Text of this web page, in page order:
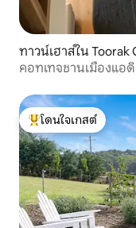
ทาวน์เฮาส์ใน Toorak
คอทเทจชานเมืองแอดิ
โดนใจเกสต์ที่สุด
โดนใจเกสต์